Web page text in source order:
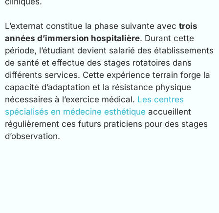
L’externat constitue la phase suivante avec trois
années d’immersion hospitalière. Durant cette
période, l’étudiant devient salarié des établissements
de santé et effectue des stages rotatoires dans
différents services. Cette expérience terrain forge la
capacité d’adaptation et la résistance physique
nécessaires à l’exercice médical. Les centres
spécialisés en médecine esthétique accueillent
régulièrement ces futurs praticiens pour des stages
d’observation.